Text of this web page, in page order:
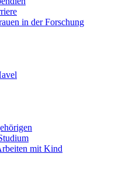
in der Forschung
mit Kind